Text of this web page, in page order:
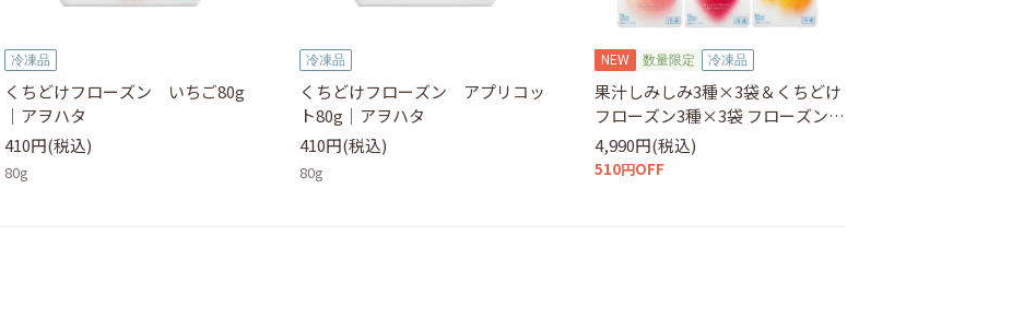
冷凍品
くちどけフローズン いちご80g
｜アヲハタ
410円(税込)
80g
冷凍品
くちどけフローズン アプリコッ
ト80g｜アヲハタ
410円(税込)
80g
NEW 数量限定 冷凍品
果汁しみしみ3種×3袋＆くちどけ
フローズン3種×3袋 フローズンア
ソートセット
4,990円(税込)
510円OFF